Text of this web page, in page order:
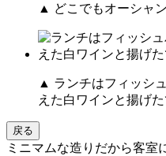
▲ どこでもオーシャン
▲ ランチはフィッシ
えた白ワインと揚げ
戻る
ミニマムな造りだから客室